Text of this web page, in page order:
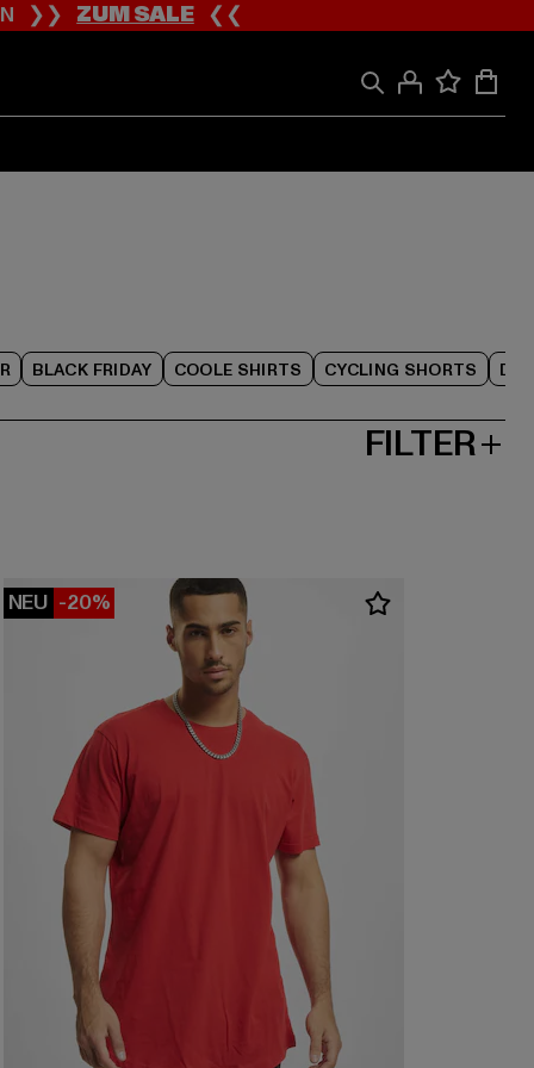
❯❯ZUM SALE❮❮
BLACK FRIDAY COOLE SHIRTS CYCLING SHORTS
FILTER
NEU -20%